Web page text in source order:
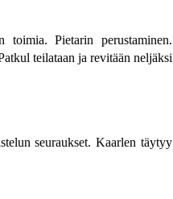
toimia. Pietarin perustaminen.
teilataan ja revitään neljäksi
seuraukset. Kaarlen täytyy